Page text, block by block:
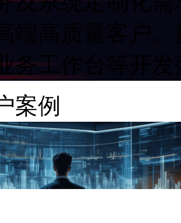
端高质量客户。
、业务工作台等开
案例